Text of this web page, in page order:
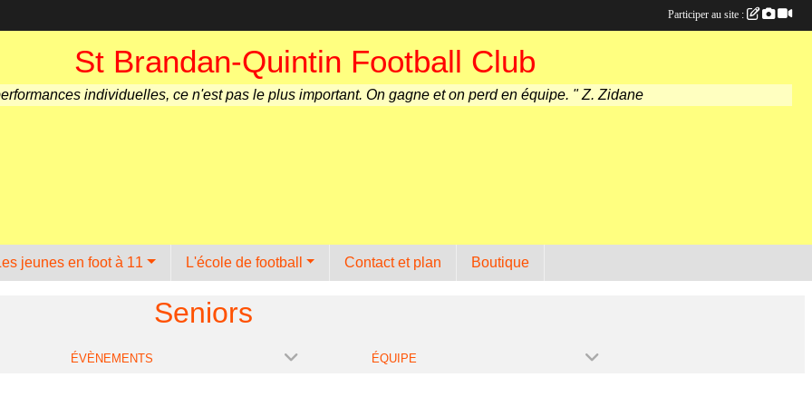
St Brandan-Quintin Football Club
individuelles, ce n'est pas le plus important. On gagne et on perd en équipe. " Z. Zidane
jeunes en foot à 11 L'école de football Contact et plan Boutique
Seniors
ÉVÈNEMENTS ÉQUIPE
Participer au site :